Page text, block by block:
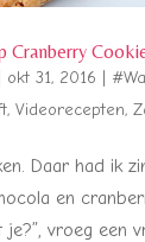
Cranberry
okt 31, 2016
, Videorecepten,
Daar had ik
en
je?”, vroeg een